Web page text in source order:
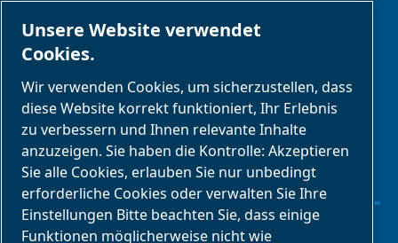
PARTNER
E-Connect 2,0
Geschäftsportal
ABAC
Mediengalerie
Unsere Website verwendet
Cookies.
Wir verwenden Cookies, um sicherzustellen, dass
diese Website korrekt funktioniert, Ihr Erlebnis
zu verbessern und Ihnen relevante Inhalte
anzuzeigen. Sie haben die Kontrolle: Akzeptieren
Sie alle Cookies, erlauben Sie nur unbedingt
erforderliche Cookies oder verwalten Sie Ihre
Einstellungen Bitte beachten Sie, dass einige
Funktionen möglicherweise nicht wie